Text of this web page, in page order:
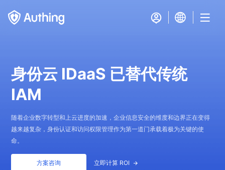
身份云 IDaaS 已替代传统
IAM
随着企业数字转型和上云进度的加速，企业信息安全的维度和边界正在变得
越来越复杂，身份认证和访问权限管理作为第一道门承载着极为关键的使
命。
方案咨询 立即计算 ROI